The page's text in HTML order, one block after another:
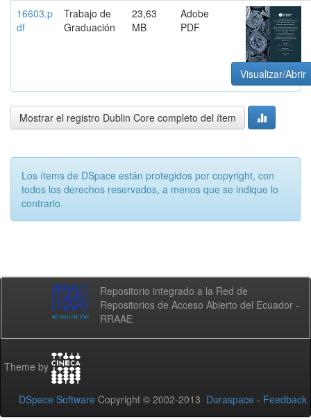
16603.p
df
Trabajo de
Graduación
23,63
MB
Adobe
PDF
Visualizar/Abrir
Mostrar el registro Dublin Core completo del ítem
Los ítems de DSpace están protegidos por copyright, con
todos los derechos reservados, a menos que se indique lo
contrario.
Repositorio integrado a la Red de
Repositorios de Acceso Abierto del Ecuador -
RRAAE
Theme by
DSpace Software Copyright © 2002-2013 Duraspace - Feedback